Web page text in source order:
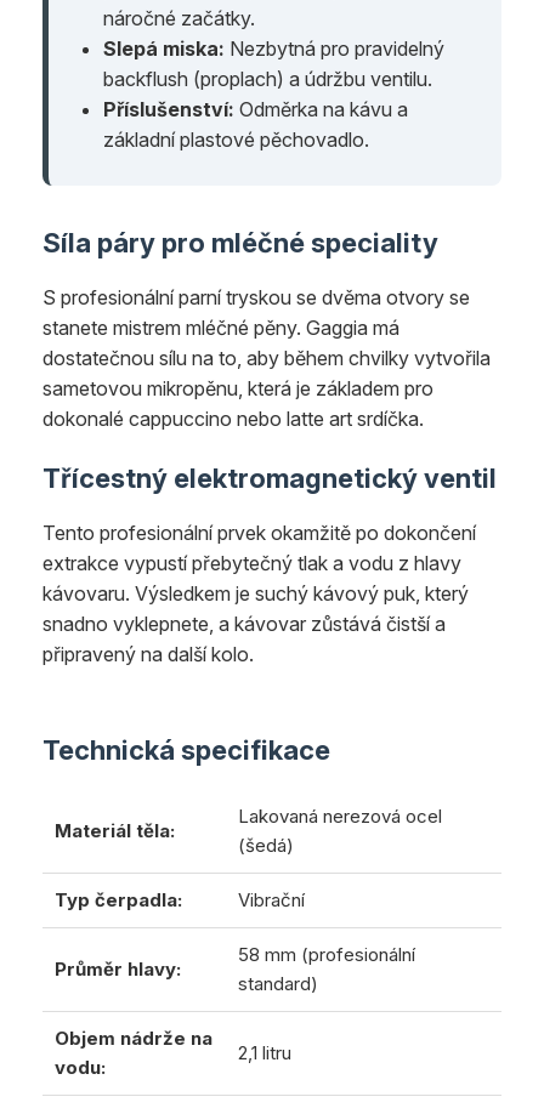
náročné začátky.
Slepá miska: Nezbytná pro pravidelný
backflush (proplach) a údržbu ventilu.
Příslušenství: Odměrka na kávu a
základní plastové pěchovadlo.
Síla páry pro mléčné speciality
S profesionální parní tryskou se dvěma otvory se
stanete mistrem mléčné pěny. Gaggia má
dostatečnou sílu na to, aby během chvilky vytvořila
sametovou mikropěnu, která je základem pro
dokonalé cappuccino nebo latte art srdíčka.
Třícestný elektromagnetický ventil
Tento profesionální prvek okamžitě po dokončení
extrakce vypustí přebytečný tlak a vodu z hlavy
kávovaru. Výsledkem je suchý kávový puk, který
snadno vyklepnete, a kávovar zůstává čistší a
připravený na další kolo.
Technická specifikace
Materiál těla:
Lakovaná nerezová ocel
(šedá)
Typ čerpadla: Vibrační
Průměr hlavy:
58 mm (profesionální
standard)
Objem nádrže na
vodu:
2,1 litru